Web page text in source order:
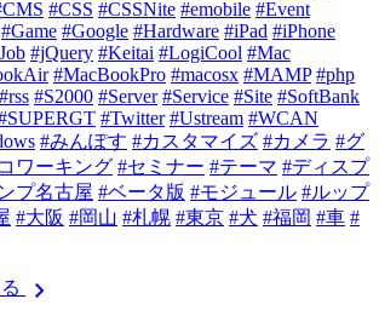
#CSS #CSSNite #emobile #Event
#Game #Google #Hardware #iPad #iPhone
#jQuery #Keitai #LogiCool #Mac
#MacBookPro #macosx #MAMP #php
#rss #S2000 #Server #Service #Site #SoftBank
#Twitter #Ustream #WCAN
#みんぽす #カスタマイズ #カメラ #グ
ワーキング #セミナー #テーマ #ディスプ
プ名古屋 #ベータ版 #モジュール #ルップ
#大阪 #岡山 #札幌 #東京 #犬 #福岡 #車 #
chevron_right